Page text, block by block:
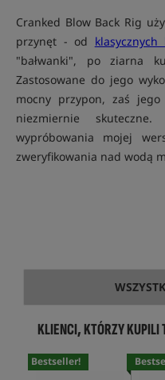
Cranked Blow Back Rig
przynęt - od
"bałwanki", po ziarna
Zastosowane do jego
mocny przypon, zaś
niezmiernie
wypróbowania mojej
zweryfikowania nad wodą
KLIENCI, KTÓRZY KUPILI
Bestseller!